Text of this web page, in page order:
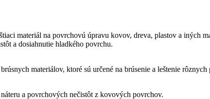
materiál na povrchovú úpravu kovov, dreva, plastov a iných
a dosiahnutie hladkého povrchu.
materiálov, ktoré sú určené na brúsenie a leštenie rôznych
a povrchových nečistôt z kovových povrchov.